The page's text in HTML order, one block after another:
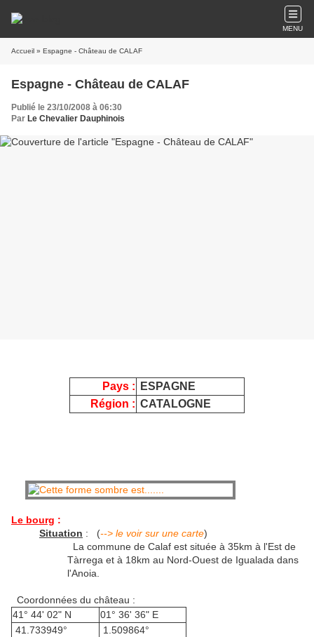
MENU
Accueil » Espagne - Château de CALAF
Espagne - Château de CALAF
Publié le 23/10/2008 à 06:30
Par Le Chevalier Dauphinois
Pays :
ESPAGNE
Région : CATALOGNE
Le bourg :
Situation : (--> le voir sur une carte)
La commune de Calaf est située à 35km à l'Est de
Tàrrega et à 18km au Nord-Ouest de Igualada dans
l'Anoia.
Coordonnées du château :
41° 44' 02" N
01° 36' 36" E
41.733949°
1.509864°